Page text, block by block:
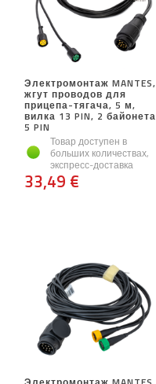
Электромонтаж MANTES,
жгут проводов для
прицепа-тягача, 5 м,
вилка 13 PIN, 2 байонета
5 PIN
Товар доступен в
больших количествах,
экспресс-доставка
33,49 €